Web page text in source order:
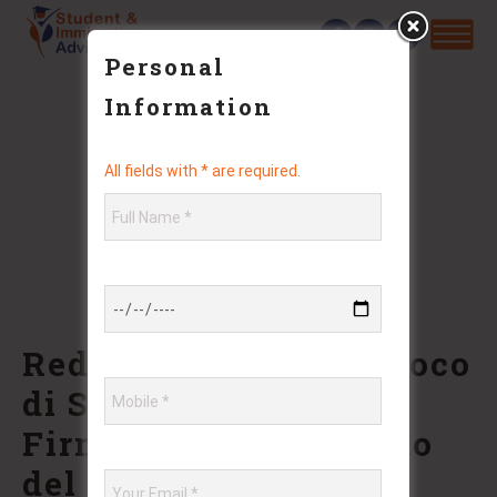
Red Baron: L’ Epico Gioco
di Slot che Cattura i
Firmamenti del Mondo
del Gioco
Personal
Information
All fields with * are required.